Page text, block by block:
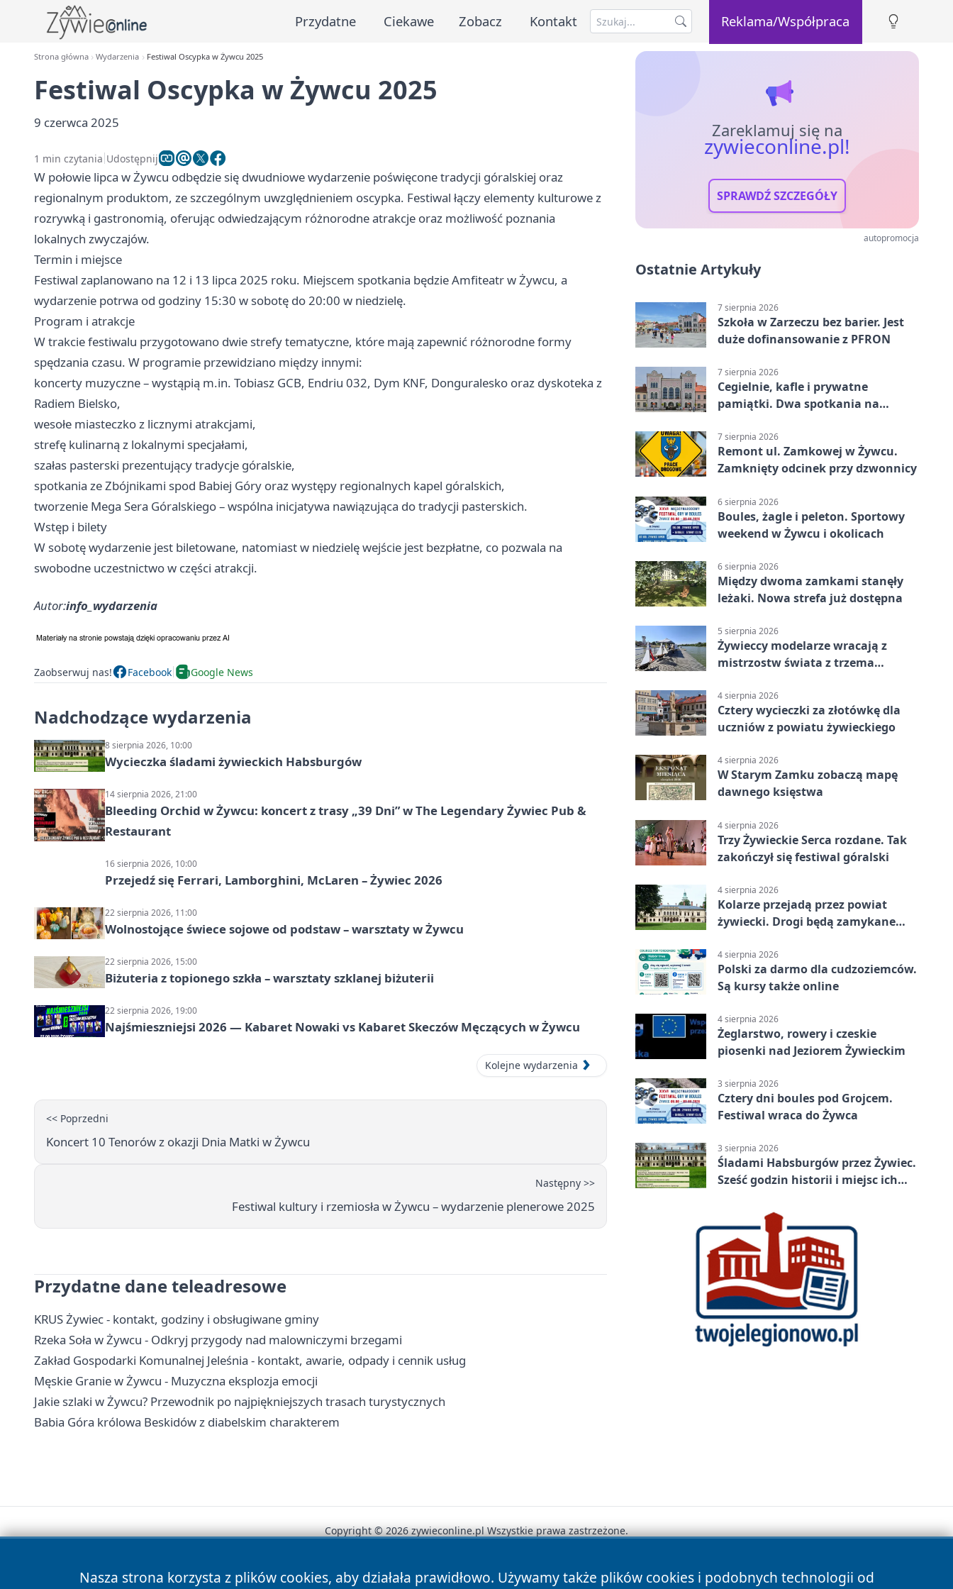
Przydatne Ciekawe Zobacz Kontakt Reklama/Współpraca
Strona główna Wydarzenia Festiwal Oscypka w Żywcu 2025
Festiwal Oscypka w Żywcu 2025
9 czerwca 2025
1 min czytania Udostępnij
W połowie lipca w Żywcu odbędzie się dwudniowe wydarzenie poświęcone tradycji góralskiej oraz
regionalnym produktom, ze szczególnym uwzględnieniem oscypka. Festiwal łączy elementy kulturowe z
rozrywką i gastronomią, oferując odwiedzającym różnorodne atrakcje oraz możliwość poznania
lokalnych zwyczajów.
Termin i miejsce
Festiwal zaplanowano na 12 i 13 lipca 2025 roku. Miejscem spotkania będzie Amfiteatr w Żywcu, a
wydarzenie potrwa od godziny 15:30 w sobotę do 20:00 w niedzielę.
Program i atrakcje
W trakcie festiwalu przygotowano dwie strefy tematyczne, które mają zapewnić różnorodne formy
spędzania czasu. W programie przewidziano między innymi:
koncerty muzyczne – wystąpią m.in. Tobiasz GCB, Endriu 032, Dym KNF, Donguralesko oraz dyskoteka z
Radiem Bielsko,
wesołe miasteczko z licznymi atrakcjami,
strefę kulinarną z lokalnymi specjałami,
szałas pasterski prezentujący tradycje góralskie,
spotkania ze Zbójnikami spod Babiej Góry oraz występy regionalnych kapel góralskich,
tworzenie Mega Sera Góralskiego – wspólna inicjatywa nawiązująca do tradycji pasterskich.
Wstęp i bilety
W sobotę wydarzenie jest biletowane, natomiast w niedzielę wejście jest bezpłatne, co pozwala na
swobodne uczestnictwo w części atrakcji.
Autor:info_wydarzenia
Zaobserwuj nas! Facebook Google News
Nadchodzące wydarzenia
8 sierpnia 2026, 10:00
Wycieczka śladami żywieckich Habsburgów
14 sierpnia 2026, 21:00
Bleeding Orchid w Żywcu: koncert z trasy „39 Dni” w The Legendary Żywiec Pub &
Restaurant
16 sierpnia 2026, 10:00
Przejedź się Ferrari, Lamborghini, McLaren – Żywiec 2026
22 sierpnia 2026, 11:00
Wolnostojące świece sojowe od podstaw – warsztaty w Żywcu
22 sierpnia 2026, 15:00
Biżuteria z topionego szkła – warsztaty szklanej biżuterii
22 sierpnia 2026, 19:00
Najśmieszniejsi 2026 — Kabaret Nowaki vs Kabaret Skeczów Męczących w Żywcu
Kolejne wydarzenia
<< Poprzedni
Koncert 10 Tenorów z okazji Dnia Matki w Żywcu
Następny >>
Festiwal kultury i rzemiosła w Żywcu – wydarzenie plenerowe 2025
Przydatne dane teleadresowe
KRUS Żywiec - kontakt, godziny i obsługiwane gminy
Rzeka Soła w Żywcu - Odkryj przygody nad malowniczymi brzegami
Zakład Gospodarki Komunalnej Jeleśnia - kontakt, awarie, odpady i cennik usług
Męskie Granie w Żywcu - Muzyczna eksplozja emocji
Jakie szlaki w Żywcu? Przewodnik po najpiękniejszych trasach turystycznych
Babia Góra królowa Beskidów z diabelskim charakterem
Zareklamuj się na
zywieconline.pl!
SPRAWDŹ SZCZEGÓŁY
autopromocja
Ostatnie Artykuły
7 sierpnia 2026
Szkoła w Zarzeczu bez barier. Jest
duże dofinansowanie z PFRON
7 sierpnia 2026
Cegielnie, kafle i prywatne
pamiątki. Dwa spotkania na
7 sierpnia 2026
Remont ul. Zamkowej w Żywcu.
Zamknięty odcinek przy dzwonnicy
6 sierpnia 2026
Boules, żagle i peleton. Sportowy
weekend w Żywcu i okolicach
6 sierpnia 2026
Między dwoma zamkami stanęły
leżaki. Nowa strefa już dostępna
5 sierpnia 2026
Żywieccy modelarze wracają z
mistrzostw świata z trzema
4 sierpnia 2026
Cztery wycieczki za złotówkę dla
uczniów z powiatu żywieckiego
4 sierpnia 2026
W Starym Zamku zobaczą mapę
dawnego księstwa
4 sierpnia 2026
Trzy Żywieckie Serca rozdane. Tak
zakończył się festiwal góralski
4 sierpnia 2026
Kolarze przejadą przez powiat
żywiecki. Drogi będą zamykane
4 sierpnia 2026
Polski za darmo dla cudzoziemców.
Są kursy także online
4 sierpnia 2026
Żeglarstwo, rowery i czeskie
piosenki nad Jeziorem Żywieckim
3 sierpnia 2026
Cztery dni boules pod Grojcem.
Festiwal wraca do Żywca
3 sierpnia 2026
Śladami Habsburgów przez Żywiec.
Sześć godzin historii i miejsc ich
Nasza strona korzysta z plików cookies, aby działała prawidłowo. Używamy także plików cookies i podobnych technologii od
Copyright © 2026 zywieconline.pl Wszystkie prawa zastrzeżone.
News Autorzy Polityka Prywatności Polityka Cookies